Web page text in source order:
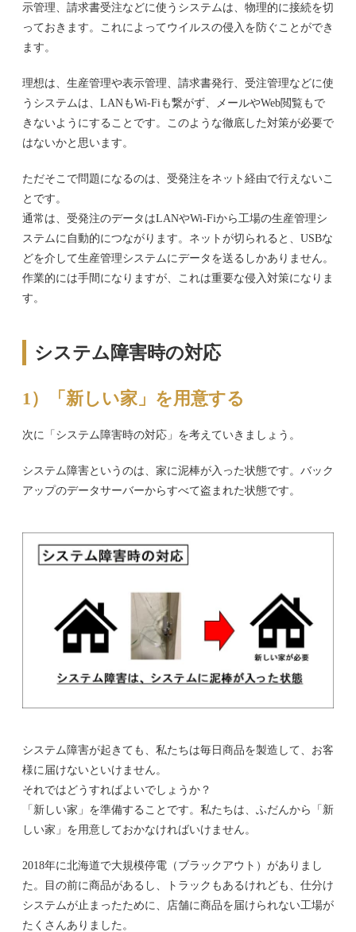
示管理、請求書受注などに使うシステムは、物理的に接続を切
っておきます。これによってウイルスの侵入を防ぐことができ
ます。
理想は、生産管理や表示管理、請求書発行、受注管理などに使
うシステムは、LANもWi-Fiも繋がず、メールやWeb閲覧もで
きないようにすることです。このような徹底した対策が必要で
はないかと思います。
ただそこで問題になるのは、受発注をネット経由で行えないこ
とです。
通常は、受発注のデータはLANやWi-Fiから工場の生産管理シ
ステムに自動的につながります。ネットが切られると、USBな
どを介して生産管理システムにデータを送るしかありません。
作業的には手間になりますが、これは重要な侵入対策になりま
す。
システム障害時の対応
1）「新しい家」を用意する
次に「システム障害時の対応」を考えていきましょう。
システム障害というのは、家に泥棒が入った状態です。バック
アップのデータサーバーからすべて盗まれた状態です。
システム障害が起きても、私たちは毎日商品を製造して、お客
様に届けないといけません。
それではどうすればよいでしょうか？
「新しい家」を準備することです。私たちは、ふだんから「新
しい家」を用意しておかなければいけません。
2018年に北海道で大規模停電（ブラックアウト）がありまし
た。目の前に商品があるし、トラックもあるけれども、仕分け
システムが止まったために、店舗に商品を届けられない工場が
たくさんありました。